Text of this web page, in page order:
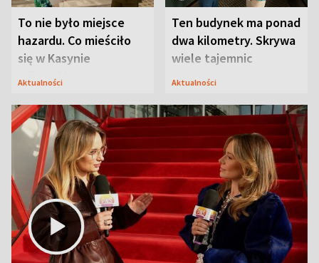
To nie było miejsce
hazardu. Co mieściło
się w Kasynie
Oficerskim?
Aktualności
Ten budynek ma ponad
dwa kilometry. Skrywa
wiele tajemnic
Aktualności